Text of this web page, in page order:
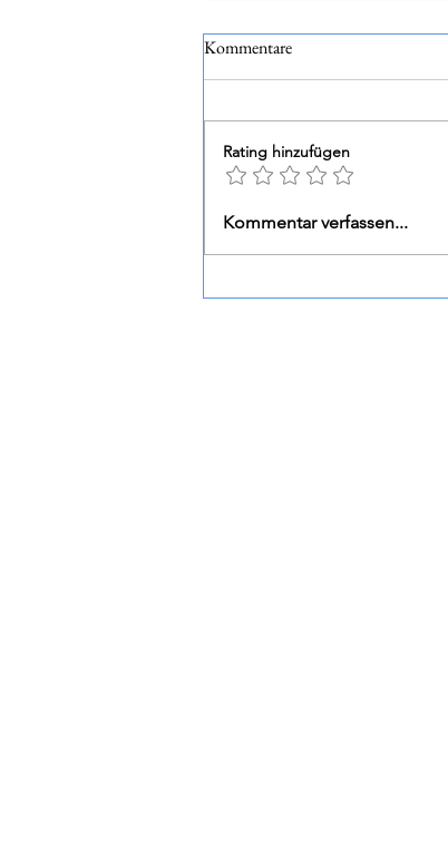
La Guardiense Janare - Senete
Kommentare
Rating hinzufügen
Kommentar verfassen...